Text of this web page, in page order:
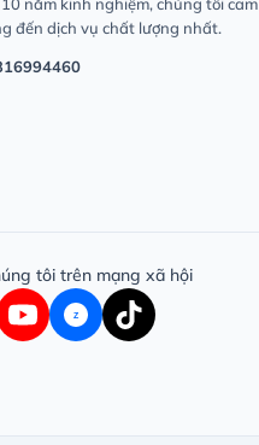
đến dịch vụ chất lượng nhất.
tôi trên mạng xã hội
Z